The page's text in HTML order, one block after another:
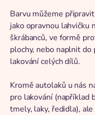
Barvu můžeme
jako opravnou lahvičku
škrábanců, ve formě
plochy, nebo naplnit
lakování celých dílů.
Kromě autolaků u nás
pro lakování (například
tmely, laky, ředidla),